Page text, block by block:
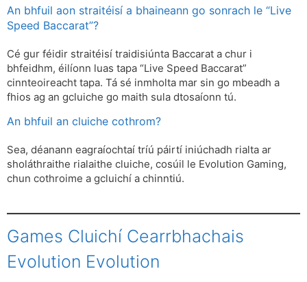
An bhfuil aon straitéisí a bhaineann go sonrach le “Live
Speed ​​Baccarat”?
Cé gur féidir straitéisí traidisiúnta Baccarat a chur i
bhfeidhm, éilíonn luas tapa “Live Speed ​​​​Baccarat”
cinnteoireacht tapa. Tá sé inmholta mar sin go mbeadh a
fhios ag an gcluiche go maith sula dtosaíonn tú.
An bhfuil an cluiche cothrom?
Sea, déanann eagraíochtaí tríú páirtí iniúchadh rialta ar
sholáthraithe rialaithe cluiche, cosúil le Evolution Gaming,
chun cothroime a gcluichí a chinntiú.
Games Cluichí Cearrbhachais
Evolution Evolution